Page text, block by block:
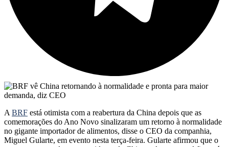
A BRF está otimista com a reabertura da China depois que as
comemorações do Ano Novo sinalizaram um retorno à normalidade
no gigante importador de alimentos, disse o CEO da companhia,
Miguel Gularte, em evento nesta terça-feira. Gularte afirmou que o